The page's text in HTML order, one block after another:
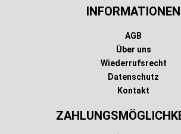
INFORMATIONEN
AGB
Über uns
Wiederrufsrecht
Datenschutz
Kontakt